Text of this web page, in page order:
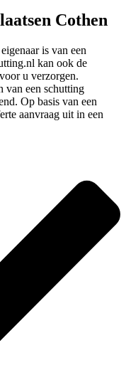
Cothen
is van een
kan ook de
u verzorgen.
van een schutting
Op basis van een
aanvraag uit in een